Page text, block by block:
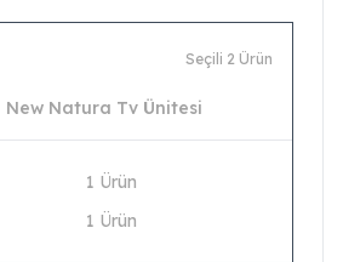
Seçili 2 Ürün
New Natura Tv Ünitesi
1 Ürün
1 Ürün